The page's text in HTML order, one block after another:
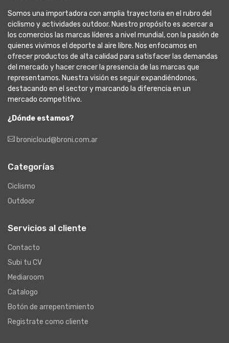
Somos una importadora con amplia trayectoria en el rubro del
ciclismo y actividades outdoor. Nuestro propósito es acercar a
los comercios las marcas líderes a nivel mundial, con la pasión de
quienes vivimos el deporte al aire libre. Nos enfocamos en
ofrecer productos de alta calidad para satisfacer las demandas
del mercado y hacer crecer la presencia de las marcas que
representamos. Nuestra visión es seguir expandiéndonos,
destacando en el sector y marcando la diferencia en un
mercado competitivo.
¿Dónde estamos?
bronicloud@broni.com.ar
Categorías
Ciclismo
Outdoor
Servicios al cliente
Contacto
Subi tu CV
Mediaroom
Catalogo
Botón de arrepentimiento
Registrate como cliente